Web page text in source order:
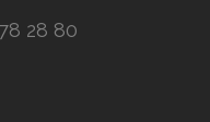
28 80